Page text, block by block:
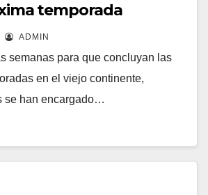
temporada
ADMIN
semanas para que concluyan las
en el viejo continente,
se han encargado…